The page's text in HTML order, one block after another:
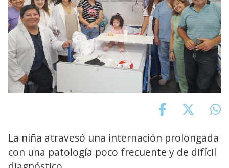
La niña atravesó una internación prolongada
con una patología poco frecuente y de difícil